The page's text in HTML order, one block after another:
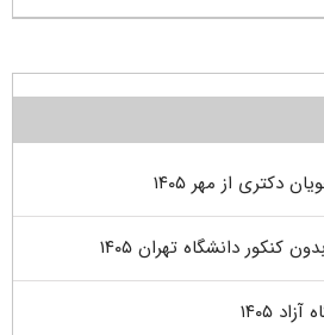
دکتری از مهر ۱۴۰۵
کنکور دانشگاه تهران ۱۴۰۵
۱۴۰۵